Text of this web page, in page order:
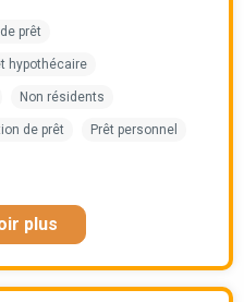
prêt
hypothécaire
Non résidents
de prêt Prêt personnel
plus